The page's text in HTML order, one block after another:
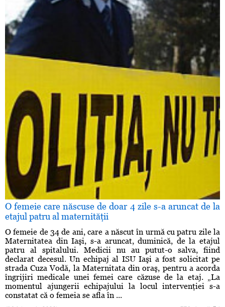
O femeie care născuse de doar 4 zile s-a aruncat de la
etajul patru al maternităţii
O femeie de 34 de ani, care a născut în urmă cu patru zile la
Maternitatea din Iaşi, s-a aruncat, duminică, de la etajul
patru al spitalului. Medicii nu au putut-o salva, fiind
declarat decesul. Un echipaj al ISU Iaşi a fost solicitat pe
strada Cuza Vodă, la Maternitata din oraş, pentru a acorda
îngrijiri medicale unei femei care căzuse de la etaj. „La
momentul ajungerii echipajului la locul intervenţiei s-a
constatat că o femeia se afla în ...